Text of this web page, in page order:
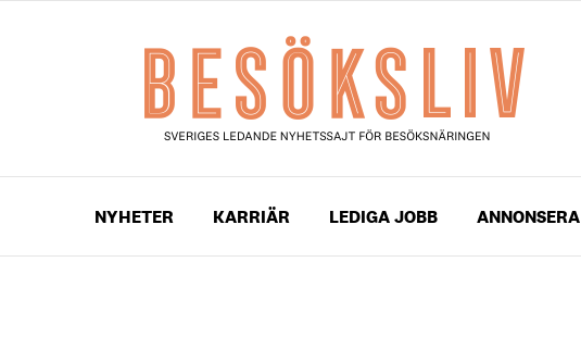
NYHETER KARRIÄR LEDIGA JOBB ANNONSERA